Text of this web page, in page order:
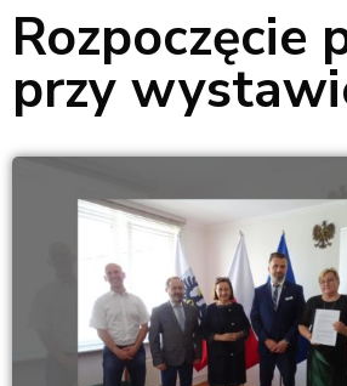
Rozpoczęcie
przy